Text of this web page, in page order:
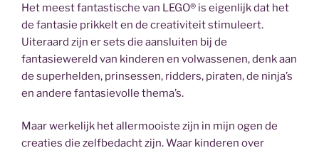
Het meest fantastische van LEGO® is eigenlijk dat het
de fantasie prikkelt en de creativiteit stimuleert.
Uiteraard zijn er sets die aansluiten bij de
fantasiewereld van kinderen en volwassenen, denk aan
de superhelden, prinsessen, ridders, piraten, de ninja’s
en andere fantasievolle thema’s.
Maar werkelijk het allermooiste zijn in mijn ogen de
creaties die zelfbedacht zijn. Waar kinderen over